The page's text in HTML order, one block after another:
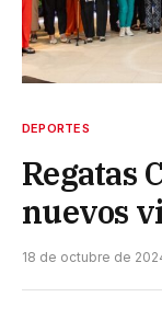
DEPORTES
Regatas
nuevos
18 de octubre de